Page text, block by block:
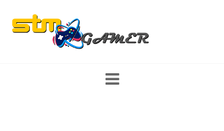
content
mobile และ PC มาแรง เกมใหม่ พร้อมแนะนำสเปคคอม อุปกรณ์เกม
มิ่ง เทคโนโลยี ที่สายเกมเมอร์ไม่ควรพลาด